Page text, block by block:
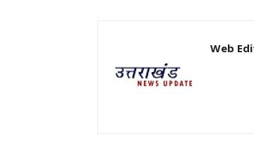
Web